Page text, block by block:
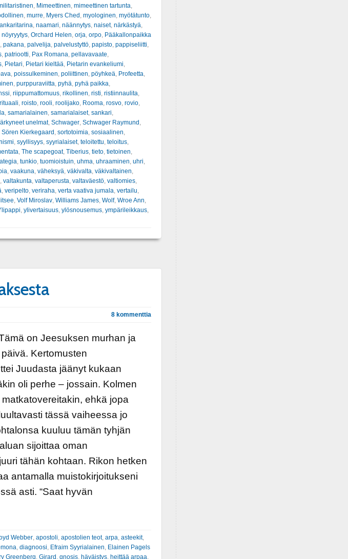
, Mimeettinen, mimeettinen tartunta,
, murre, Myers Ched , myologinen, myötätunto,
, naamari, näännytys, naiset, närkästyä,
nöyryytys, Orchard Helen, orja, orpo, Pääkallonpaikka
, pakana, palvelija, palvelustyttö, papisto, pappiseliitti,
, patriootti, Pax Romana, pellavavaate,
, Pietari, Pietari kieltää, Pietarin evankeliumi,
, poissulkeminen, poliittinen, pöyhkeä, Profeetta,
, purppuraviitta, pyhä, pyhä paikka,
, riippumattomuus, rikollinen, risti, ristiinnaulita,
rituaali, roisto, rooli, roolijako, Rooma, rosvo, rovio,
, samarialainen, samarialaiset, sankari,
unelmat, Schwager, Schwager Raymund ,
Sören Kierkegaard , sortotoimia, sosiaalinen,
, syyllisyys, syyrialaiset, teloitettu, teloitus,
, The scapegoat, Tiberius, tieto, tietoinen,
, tunkio, tuomioistuin, uhma, uhraaminen, uhri,
, vaakuna, väheksyä, väkivalta, väkivaltainen,
, valtakunta, valtaperusta, valtaväestö, valtiomies,
, veripelto, veriraha, verta vaativa jumala, vertailu,
, Volf Miroslav, Williams James, Wolf, Wroe Ann,
, ylivertaisuus, ylösnousemus, ympärileikkaus,
8 kommenttia
on Jeesuksen murhan ja
Kertomusten
Juudasta jäänyt kukaan
oli perhe – jossain. Kolmen
ehkä jopa
tässä vaiheessa jo
kuuluu tämän tyhjän
sijoittaa oman
tähän kohtaan. Rikon hetken
antamalla muistokirjoitukseni
asti. “Saat hyvän
Webber, apostoli apostolien teot, arpa asteekit,
diagnoosi Efraim Syyrialainen Elainen Pagels
Greenberg Girard gnosis, häväistys, heittää arpaa